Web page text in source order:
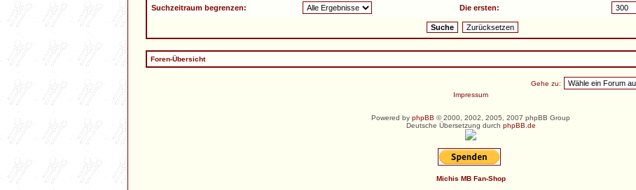
Suchzeitraum begrenzen: Die ersten:
Foren-Übersicht
Gehe zu:
Impressum
Powered by phpBB © 2000, 2002, 2005, 2007 phpBB Group
Deutsche Übersetzung durch phpBB.de
Michis MB Fan-Shop